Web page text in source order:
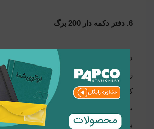
6. دفتر دکمه دار 200 برگ
دفترهای کلاسوری به خودی خود نزد
زیرا با خرید برگه های اضافه تا هر جا که
کاربرد دارند. حال اگر
برای موضوعات مورد نظر تفکیک شوند،
بیشتر می